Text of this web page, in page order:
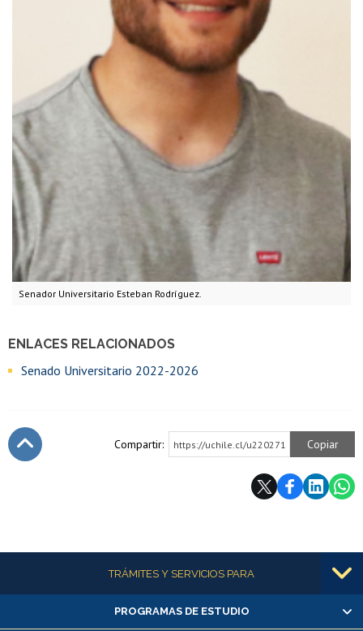
Senador Universitario Esteban Rodríguez.
ENLACES RELACIONADOS
Senado Universitario 2022-2026
Compartir: https://uchile.cl/u220271 Copiar
Más informaciónTRÁMITES Y SERVICIOS PARA
Alumnas/os y exalumnas/os
PROGRAMAS DE ESTUDIO